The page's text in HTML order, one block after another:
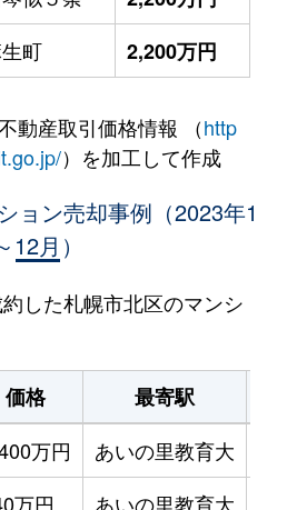
町 2,200万円
動産取引価格情報 （http
）を加工して作成
ョン売却事例（2023年1
12月）
した札幌市北区のマンシ
価格 最寄駅
万円 あいの里教育大
万円 あいの里教育大